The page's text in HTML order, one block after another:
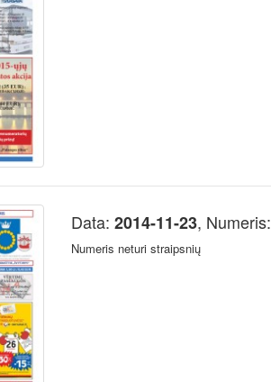
Data: 2014-11-23, Numeris:
Numeris neturi straipsnių